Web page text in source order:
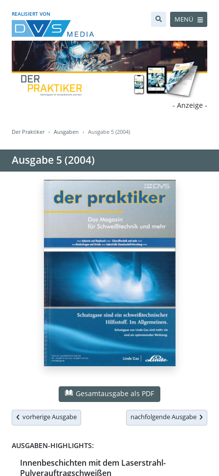
REALISIERT VON
MENÜ
- Anzeige -
Der Praktiker Ausgaben Ausgabe 5 (2004)
Ausgabe 5 (2004)
Gesamtausgabe als PDF
vorherige Ausgabe nachfolgende Ausgabe
AUSGABEN-HIGHLIGHTS:
Innenbeschichten mit dem Laserstrahl-
Pulverauftragschweißen